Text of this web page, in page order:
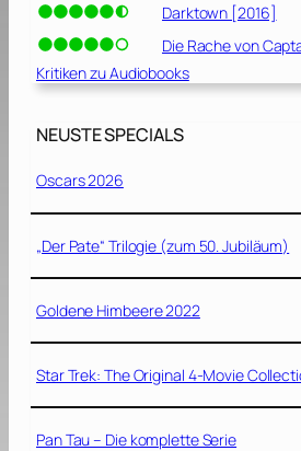
Darktown [2016]
Die Rache von
Kritiken zu Audiobooks
NEUSTE SPECIALS
Oscars 2026
„Der Pate“ Trilogie (zum 50. Jubiläum)
Goldene Himbeere 2022
Star Trek: The Original 4-Movie
Pan Tau – Die komplette Serie